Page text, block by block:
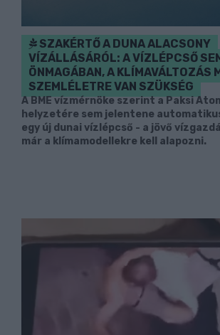
SZAKÉRTŐ A DUNA ALACSONY
VÍZÁLLÁSÁRÓL: A VÍZLÉPCSŐ
ÖNMAGÁBAN, A KLÍMAVÁLTOZÁS
SZEMLÉLETRE VAN SZÜKSÉG
A BME vízmérnöke szerint a Paksi
helyzetére sem jelentene
egy új dunai vízlépcső - a jövő
már a klímamodellekre kell alapozni.